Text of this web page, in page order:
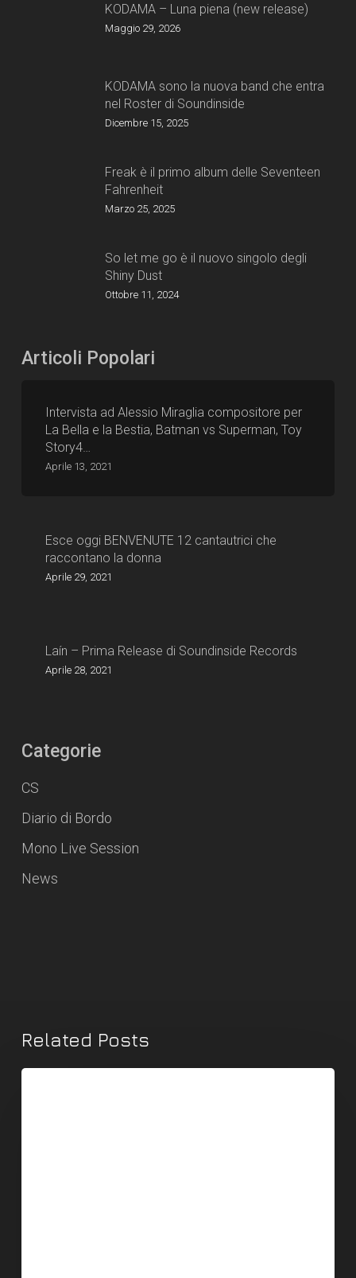
KODAMA – Luna piena (new release)
Maggio 29, 2026
KODAMA sono la nuova band che entra
nel Roster di Soundinside
Dicembre 15, 2025
Freak è il primo album delle Seventeen
Fahrenheit
Marzo 25, 2025
So let me go è il nuovo singolo degli
Shiny Dust
Ottobre 11, 2024
Articoli Popolari
Intervista ad Alessio Miraglia compositore per
La Bella e la Bestia, Batman vs Superman, Toy
Story4…
Aprile 13, 2021
Esce oggi BENVENUTE 12 cantautrici che
raccontano la donna
Aprile 29, 2021
Laín – Prima Release di Soundinside Records
Aprile 28, 2021
Categorie
CS
Diario di Bordo
Mono Live Session
News
Related Posts